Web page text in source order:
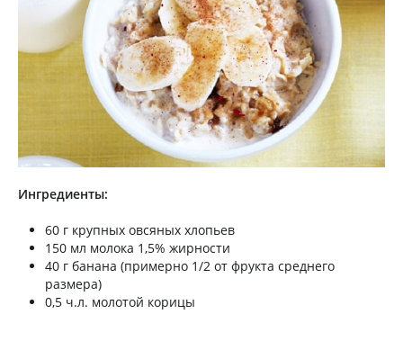
Ингредиенты:
60 г крупных овсяных хлопьев
150 мл молока 1,5% жирности
40 г банана (примерно 1/2 от фрукта среднего
размера)
0,5 ч.л. молотой корицы